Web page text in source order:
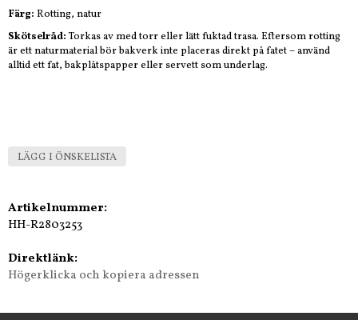
Färg: Rotting, natur
Skötselråd: Torkas av med torr eller lätt fuktad trasa. Eftersom rotting
är ett naturmaterial bör bakverk inte placeras direkt på fatet – använd
alltid ett fat, bakplåtspapper eller servett som underlag.
LÄGG I ÖNSKELISTA
Artikelnummer:
HH-R2803253
Direktlänk:
Högerklicka och kopiera adressen